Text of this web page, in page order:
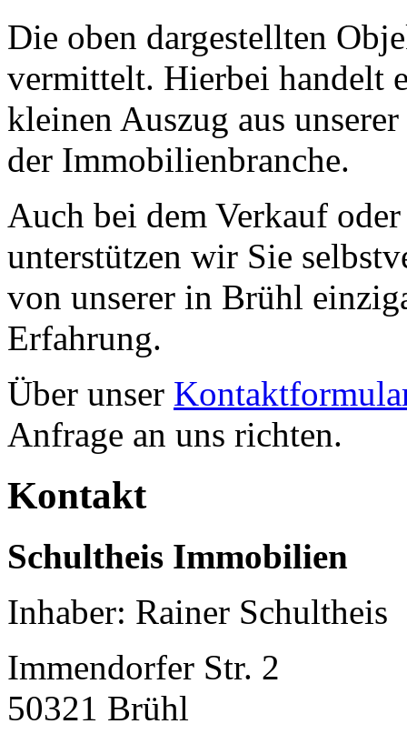
Die oben dargestellten
vermittelt. Hierbei handelt
kleinen Auszug aus
der Immobilienbranche.
Auch bei dem Verkauf
unterstützen wir Sie
von unserer in Brühl
Erfahrung.
Über unser
Anfrage an uns richten.
Kontakt
Schultheis Immobilien
Inhaber: Rainer Schultheis
Immendorfer Str. 2
50321 Brühl